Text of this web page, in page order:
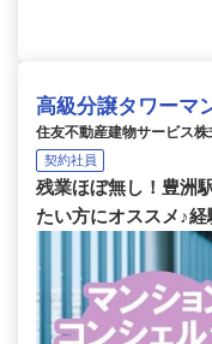
高級分譲タワーマ
住友不動産建物サービス
契約社員
残業ほぼ無し！豊洲
たい方にオススメ♪経